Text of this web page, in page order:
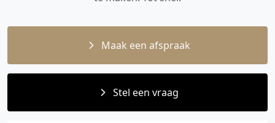
Maak een afspraak
Stel een vraag